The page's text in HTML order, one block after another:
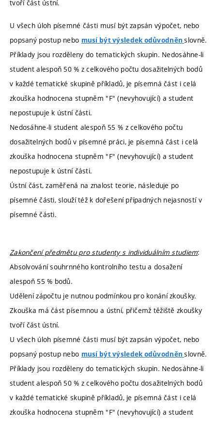
tvoří část ústní.
U všech úloh písemné části musí být zapsán výpočet, nebo
popsaný postup nebo musí být výsledek odůvodněnslovně.
Příklady jsou rozděleny do tematických skupin. Nedosáhne-li
student alespoň 50 % z celkového počtu dosažitelných bodů
v každé tematické skupině příkladů, je písemná část i celá
zkouška hodnocena stupněm "F" (nevyhovující) a student
nepostupuje k ústní části.
Nedosáhne-li student alespoň 55 % z celkového počtu
dosažitelných bodů v písemné práci, je písemná část i celá
zkouška hodnocena stupněm "F" (nevyhovující) a student
nepostupuje k ústní části.
Ústní část, zaměřená na znalost teorie, následuje po
písemné části, slouží též k dořešení případných nejasností v
písemné části.
Zakončení předmětu pro studenty s individuálním studiem:
Absolvování souhrnného kontrolního testu a dosažení
alespoň 55 % bodů.
Udělení zápočtu je nutnou podmínkou pro konání zkoušky.
Zkouška má část písemnou a ústní, přičemž těžiště zkoušky
tvoří část ústní.
U všech úloh písemné části musí být zapsán výpočet, nebo
popsaný postup nebo musí být výsledek odůvodněnslovně.
Příklady jsou rozděleny do tematických skupin. Nedosáhne-li
student alespoň 50 % z celkového počtu dosažitelných bodů
v každé tematické skupině příkladů, je písemná část i celá
zkouška hodnocena stupněm "F" (nevyhovující) a student